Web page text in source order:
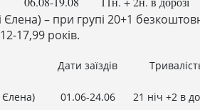
Єлена) – при групі 20+1
17,99 років.
Дати заїздів
Єлена) 01.06-24.06 21 ніч +2 в